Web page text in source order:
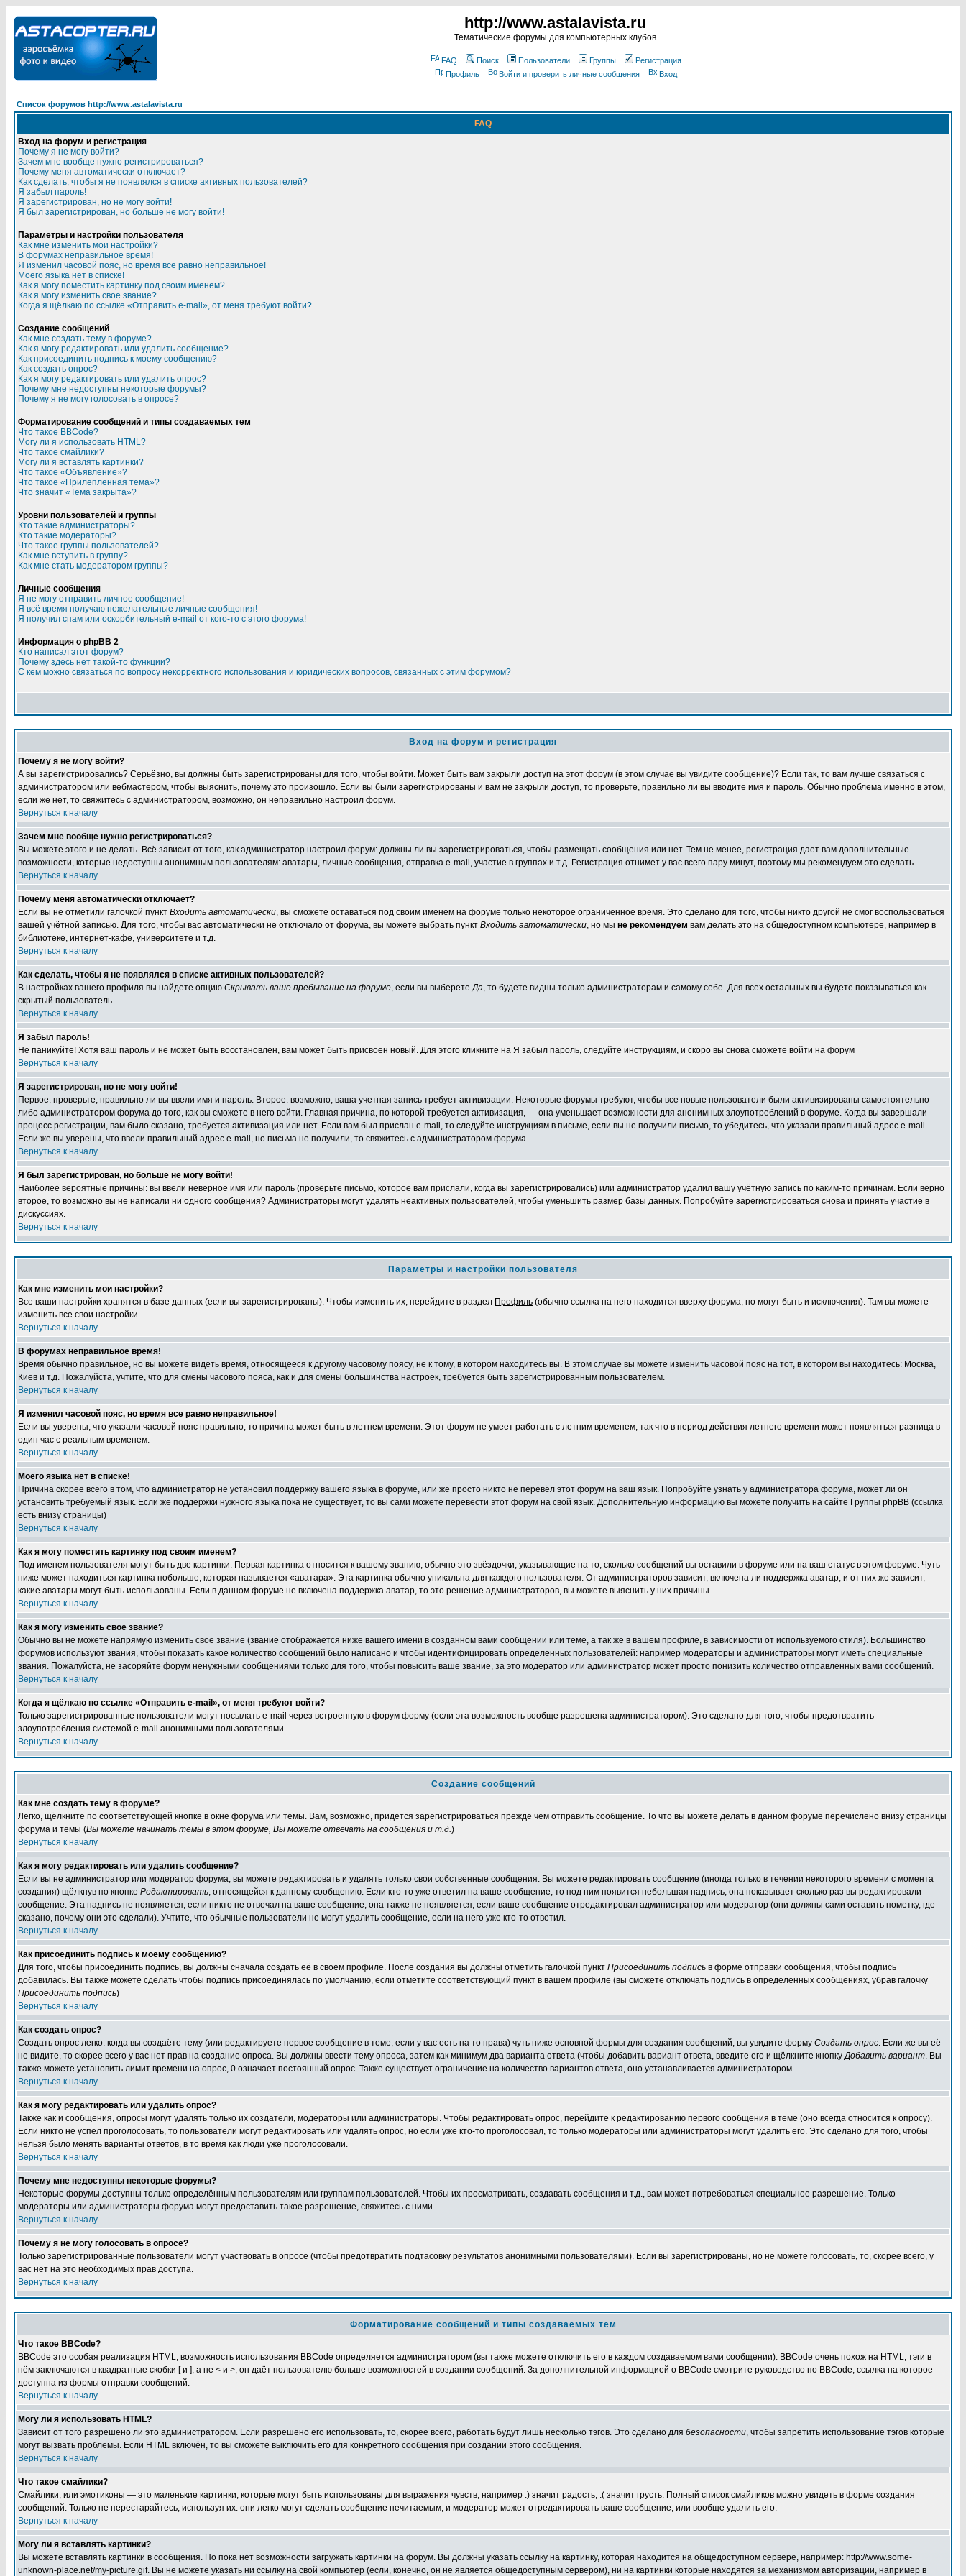
http://www.astalavista.ru
Тематические форумы для компьютерных клубов
FAQ Поиск Пользователи Группы
Регистрация
Профиль
Войти и проверить личные сообщения Вход
Список форумов http://www.astalavista.ru
FAQ
Вход на форум и регистрация
Почему я не могу войти?
Зачем мне вообще нужно регистрироваться?
Почему меня автоматически отключает?
Как сделать, чтобы я не появлялся в списке активных пользователей?
Я забыл пароль!
Я зарегистрирован, но не могу войти!
Я был зарегистрирован, но больше не могу войти!
Параметры и настройки пользователя
Как мне изменить мои настройки?
В форумах неправильное время!
Я изменил часовой пояс, но время все равно неправильное!
Моего языка нет в списке!
Как я могу поместить картинку под своим именем?
Как я могу изменить свое звание?
Когда я щёлкаю по ссылке «Отправить e-mail», от меня требуют войти?
Создание сообщений
Как мне создать тему в форуме?
Как я могу редактировать или удалить сообщение?
Как присоединить подпись к моему сообщению?
Как создать опрос?
Как я могу редактировать или удалить опрос?
Почему мне недоступны некоторые форумы?
Почему я не могу голосовать в опросе?
Форматирование сообщений и типы создаваемых тем
Что такое BBCode?
Могу ли я использовать HTML?
Что такое смайлики?
Могу ли я вставлять картинки?
Что такое «Объявление»?
Что такое «Прилепленная тема»?
Что значит «Тема закрыта»?
Уровни пользователей и группы
Кто такие администраторы?
Кто такие модераторы?
Что такое группы пользователей?
Как мне вступить в группу?
Как мне стать модератором группы?
Личные сообщения
Я не могу отправить личное сообщение!
Я всё время получаю нежелательные личные сообщения!
Я получил спам или оскорбительный e-mail от кого-то с этого форума!
Информация о phpBB 2
Кто написал этот форум?
Почему здесь нет такой-то функции?
С кем можно связаться по вопросу некорректного использования и юридических вопросов, связанных с этим форумом?
Вход на форум и регистрация
Почему я не могу войти?
А вы зарегистрировались? Серьёзно, вы должны быть зарегистрированы для того, чтобы войти. Может быть вам закрыли доступ на этот форум (в этом случае вы увидите сообщение)? Если так, то вам лучше связаться с
администратором или вебмастером, чтобы выяснить, почему это произошло. Если вы были зарегистрированы и вам не закрыли доступ, то проверьте, правильно ли вы вводите имя и пароль. Обычно проблема именно в этом,
если же нет, то свяжитесь с администратором, возможно, он неправильно настроил форум.
Вернуться к началу
Зачем мне вообще нужно регистрироваться?
Вы можете этого и не делать. Всё зависит от того, как администратор настроил форум: должны ли вы зарегистрироваться, чтобы размещать сообщения или нет. Тем не менее, регистрация дает вам дополнительные
возможности, которые недоступны анонимным пользователям: аватары, личные сообщения, отправка e-mail, участие в группах и т.д. Регистрация отнимет у вас всего пару минут, поэтому мы рекомендуем это сделать.
Вернуться к началу
Почему меня автоматически отключает?
Если вы не отметили галочкой пункт Входить автоматически, вы сможете оставаться под своим именем на форуме только некоторое ограниченное время. Это сделано для того, чтобы никто другой не смог воспользоваться
вашей учётной записью. Для того, чтобы вас автоматически не отключало от форума, вы можете выбрать пункт Входить автоматически, но мы не рекомендуем вам делать это на общедоступном компьютере, например в
библиотеке, интернет-кафе, университете и т.д.
Вернуться к началу
Как сделать, чтобы я не появлялся в списке активных пользователей?
В настройках вашего профиля вы найдете опцию Скрывать ваше пребывание на форуме, если вы выберетеДа, то будете видны только администраторам и самому себе. Для всех остальных вы будете показываться как
скрытый пользователь.
Вернуться к началу
Я забыл пароль!
Не паникуйте! Хотя ваш пароль и не может быть восстановлен, вам может быть присвоен новый. Для этого кликните на Я забыл пароль, следуйте инструкциям, и скоро вы снова сможете войти на форум
Вернуться к началу
Я зарегистрирован, но не могу войти!
Первое: проверьте, правильно ли вы ввели имя и пароль. Второе: возможно, ваша учетная запись требует активизации. Некоторые форумы требуют, чтобы все новые пользователи были активизированы самостоятельно
либо администратором форума до того, как вы сможете в него войти. Главная причина, по которой требуется активизация, — она уменьшает возможности для анонимных злоупотреблений в форуме. Когда вы завершали
процесс регистрации, вам было сказано, требуется активизация или нет. Если вам был прислан e-mail, то следуйте инструкциям в письме, если вы не получили письмо, то убедитесь, что указали правильный адрес e-mail.
Если же вы уверены, что ввели правильный адрес e-mail, но письма не получили, то свяжитесь с администратором форума.
Вернуться к началу
Я был зарегистрирован, но больше не могу войти!
Наиболее вероятные причины: вы ввели неверное имя или пароль (проверьте письмо, которое вам прислали, когда вы зарегистрировались) или администратор удалил вашу учётную запись по каким-то причинам. Если верно
второе, то возможно вы не написали ни одного сообщения? Администраторы могут удалять неактивных пользователей, чтобы уменьшить размер базы данных. Попробуйте зарегистрироваться снова и принять участие в
дискуссиях.
Вернуться к началу
Параметры и настройки пользователя
Как мне изменить мои настройки?
Все ваши настройки хранятся в базе данных (если вы зарегистрированы). Чтобы изменить их, перейдите в раздел Профиль (обычно ссылка на него находится вверху форума, но могут быть и исключения). Там вы можете
изменить все свои настройки
Вернуться к началу
В форумах неправильное время!
Время обычно правильное, но вы можете видеть время, относящееся к другому часовому поясу, не к тому, в котором находитесь вы. В этом случае вы можете изменить часовой пояс на тот, в котором вы находитесь: Москва,
Киев и т.д. Пожалуйста, учтите, что для смены часового пояса, как и для смены большинства настроек, требуется быть зарегистрированным пользователем.
Вернуться к началу
Я изменил часовой пояс, но время все равно неправильное!
Если вы уверены, что указали часовой пояс правильно, то причина может быть в летнем времени. Этот форум не умеет работать с летним временем, так что в период действия летнего времени может появляться разница в
один час с реальным временем.
Вернуться к началу
Моего языка нет в списке!
Причина скорее всего в том, что администратор не установил поддержку вашего языка в форуме, или же просто никто не перевёл этот форум на ваш язык. Попробуйте узнать у администратора форума, может ли он
установить требуемый язык. Если же поддержки нужного языка пока не существует, то вы сами можете перевести этот форум на свой язык. Дополнительную информацию вы можете получить на сайте Группы phpBB (ссылка
есть внизу страницы)
Вернуться к началу
Как я могу поместить картинку под своим именем?
Под именем пользователя могут быть две картинки. Первая картинка относится к вашему званию, обычно это звёздочки, указывающие на то, сколько сообщений вы оставили в форуме или на ваш статус в этом форуме. Чуть
ниже может находиться картинка побольше, которая называется «аватара». Эта картинка обычно уникальна для каждого пользователя. От администраторов зависит, включена ли поддержка аватар, и от них же зависит,
какие аватары могут быть использованы. Если в данном форуме не включена поддержка аватар, то это решение администраторов, вы можете выяснить у них причины.
Вернуться к началу
Как я могу изменить свое звание?
Обычно вы не можете напрямую изменить свое звание (звание отображается ниже вашего имени в созданном вами сообщении или теме, а так же в вашем профиле, в зависимости от используемого стиля). Большинство
форумов используют звания, чтобы показать какое количество сообщений было написано и чтобы идентифицировать определенных пользователей: например модераторы и администраторы могут иметь специальные
звания. Пожалуйста, не засоряйте форум ненужными сообщениями только для того, чтобы повысить ваше звание, за это модератор или администратор может просто понизить количество отправленных вами сообщений.
Вернуться к началу
Когда я щёлкаю по ссылке «Отправить e-mail», от меня требуют войти?
Только зарегистрированные пользователи могут посылать e-mail через встроенную в форум форму (если эта возможность вообще разрешена администратором). Это сделано для того, чтобы предотвратить
злоупотребления системой e-mail анонимными пользователями.
Вернуться к началу
Создание сообщений
Как мне создать тему в форуме?
Легко, щёлкните по соответствующей кнопке в окне форума или темы. Вам, возможно, придется зарегистрироваться прежде чем отправить сообщение. То что вы можете делать в данном форуме перечислено внизу страницы
форума и темы (Вы можете начинать темы в этом форуме, Вы можете отвечать на сообщения и т.д.)
Вернуться к началу
Как я могу редактировать или удалить сообщение?
Если вы не администратор или модератор форума, вы можете редактировать и удалять только свои собственные сообщения. Вы можете редактировать сообщение (иногда только в течении некоторого времени с момента
создания) щёлкнув по кнопке Редактировать, относящейся к данному сообщению. Если кто-то уже ответил на ваше сообщение, то под ним появится небольшая надпись, она показывает сколько раз вы редактировали
сообщение. Эта надпись не появляется, если никто не отвечал на ваше сообщение, она также не появляется, если ваше сообщение отредактировал администратор или модератор (они должны сами оставить пометку, где
сказано, почему они это сделали). Учтите, что обычные пользователи не могут удалить сообщение, если на него уже кто-то ответил.
Вернуться к началу
Как присоединить подпись к моему сообщению?
Для того, чтобы присоединить подпись, вы должны сначала создать её в своем профиле. После создания вы должны отметить галочкой пункт Присоединить подпись в форме отправки сообщения, чтобы подпись
добавилась. Вы также можете сделать чтобы подпись присоединялась по умолчанию, если отметите соответствующий пункт в вашем профиле (вы сможете отключать подпись в определенных сообщениях, убрав галочку
Присоединить подпись)
Вернуться к началу
Как создать опрос?
Создать опрос легко: когда вы создаёте тему (или редактируете первое сообщение в теме, если у вас есть на то права) чуть ниже основной формы для создания сообщений, вы увидите форму Создать опрос. Если же вы её
не видите, то скорее всего у вас нет прав на создание опроса. Вы должны ввести тему опроса, затем как минимум два варианта ответа (чтобы добавить вариант ответа, введите его и щёлкните кнопкуДобавить вариант. Вы
также можете установить лимит времени на опрос, 0 означает постоянный опрос. Также существует ограничение на количество вариантов ответа, оно устанавливается администратором.
Вернуться к началу
Как я могу редактировать или удалить опрос?
Также как и сообщения, опросы могут удалять только их создатели, модераторы или администраторы. Чтобы редактировать опрос, перейдите к редактированию первого сообщения в теме (оно всегда относится к опросу).
Если никто не успел проголосовать, то пользователи могут редактировать или удалять опрос, но если уже кто-то проголосовал, то только модераторы или администраторы могут удалить его. Это сделано для того, чтобы
нельзя было менять варианты ответов, в то время как люди уже проголосовали.
Вернуться к началу
Почему мне недоступны некоторые форумы?
Некоторые форумы доступны только определённым пользователям или группам пользователей. Чтобы их просматривать, создавать сообщения и т.д., вам может потребоваться специальное разрешение. Только
модераторы или администраторы форума могут предоставить такое разрешение, свяжитесь с ними.
Вернуться к началу
Почему я не могу голосовать в опросе?
Только зарегистрированные пользователи могут участвовать в опросе (чтобы предотвратить подтасовку результатов анонимными пользователями). Если вы зарегистрированы, но не можете голосовать, то, скорее всего, у
вас нет на это необходимых прав доступа.
Вернуться к началу
Форматирование сообщений и типы создаваемых тем
Что такое BBCode?
BBCode это особая реализация HTML, возможность использования BBCode определяется администратором (вы также можете отключить его в каждом создаваемом вами сообщении). BBCode очень похож на HTML, тэги в
нём заключаются в квадратные скобки [ и ], а не < и >, он даёт пользователю больше возможностей в создании сообщений. За дополнительной информацией о BBCode смотрите руководство по BBCode, ссылка на которое
доступна из формы отправки сообщений.
Вернуться к началу
Могу ли я использовать HTML?
Зависит от того разрешено ли это администратором. Если разрешено его использовать, то, скорее всего, работать будут лишь несколько тэгов. Это сделано для безопасности, чтобы запретить использование тэгов которые
могут вызвать проблемы. Если HTML включён, то вы сможете выключить его для конкретного сообщения при создании этого сообщения.
Вернуться к началу
Что такое смайлики?
Смайлики, или эмотиконы — это маленькие картинки, которые могут быть использованы для выражения чувств, например :) значит радость, :( значит грусть. Полный список смайликов можно увидеть в форме создания
сообщений. Только не перестарайтесь, используя их: они легко могут сделать сообщение нечитаемым, и модератор может отредактировать ваше сообщение, или вообще удалить его.
Вернуться к началу
Могу ли я вставлять картинки?
Вы можете вставлять картинки в сообщения. Но пока нет возможности загружать картинки на форум. Вы должны указать ссылку на картинку, которая находится на общедоступном сервере, например: http://www.some-
unknown-place.net/my-picture.gif. Вы не можете указать ни ссылку на свой компьютер (если, конечно, он не является общедоступным сервером), ни на картинки которые находятся за механизмом авторизации, например в